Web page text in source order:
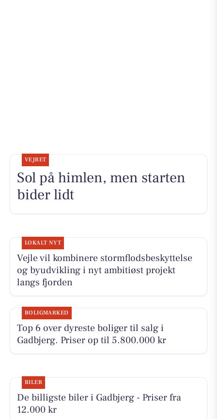
VEJRET
Sol på himlen, men starten
bider lidt
LOKALT NYT
Vejle vil kombinere stormflodsbeskyttelse
og byudvikling i nyt ambitiøst projekt
langs fjorden
BOLIGMARKED
Top 6 over dyreste boliger til salg i
Gadbjerg. Priser op til 5.800.000 kr
BILER
De billigste biler i Gadbjerg - Priser fra
12.000 kr